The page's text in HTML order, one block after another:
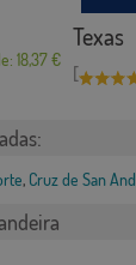
18,37 €
Texas
[
, Cruz de San